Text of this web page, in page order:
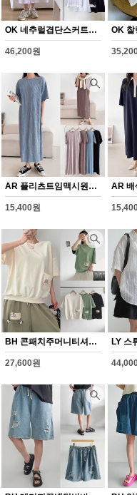
OK 네추럴겹단스커트세트(Y356H608)
46,200원
AR 플리츠트임맥시원피스(Y359H608)
15,400원
BH 콘패치주머니티셔츠(Y351H608)
27,600원